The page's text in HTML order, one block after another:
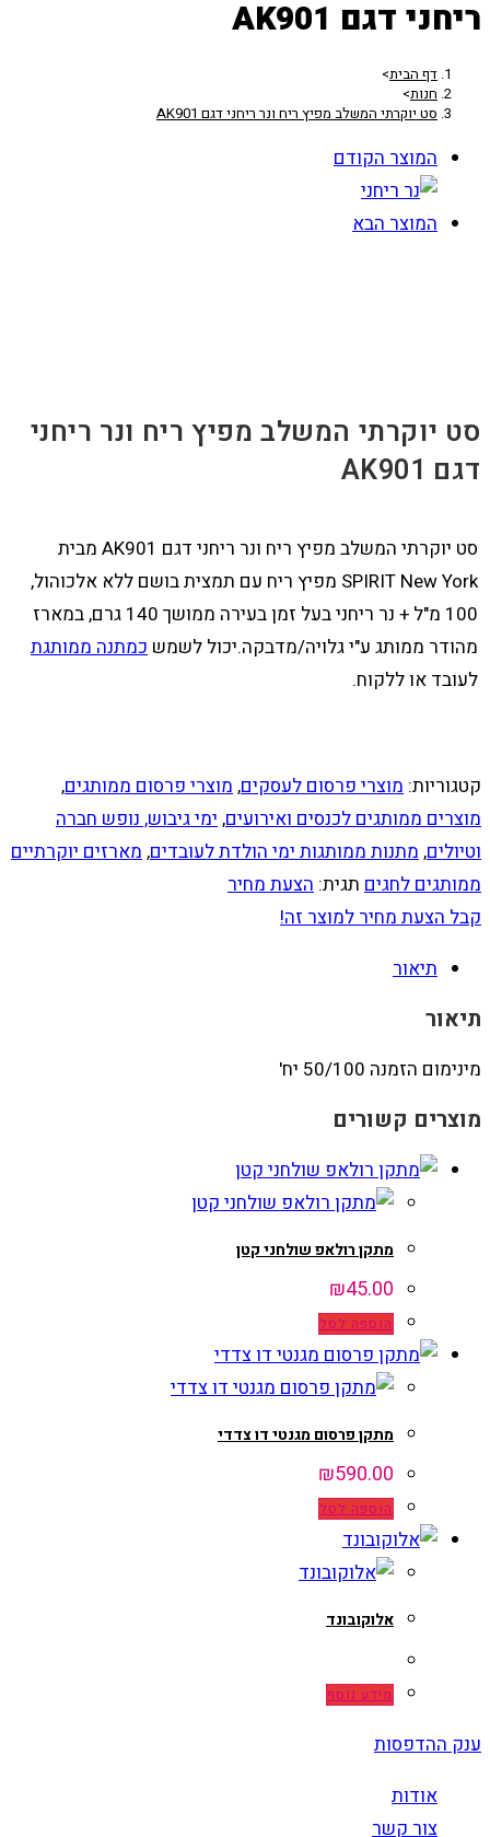
ריחני דגם AK901
דף הבית>
חנות>
סט יוקרתי המשלב מפיץ ריח ונר ריחני דגם AK901
המוצר הקודם
המוצר הבא
סט יוקרתי המשלב מפיץ ריח ונר ריחני
דגם AK901
סט יוקרתי המשלב מפיץ ריח ונר ריחני דגם AK901 מבית
SPIRIT New York מפיץ ריח עם תמצית בושם ללא אלכוהול,
100 מ"ל + נר ריחני בעל זמן בעירה ממושך 140 גרם, במארז
מהודר ממותג ע"י גלויה/מדבקה.יכול לשמש כמתנה ממותגת
לעובד או ללקוח.
קטגוריות: מוצרי פרסום לעסקים, מוצרי פרסום ממותגים,
מוצרים ממותגים לכנסים ואירועים, ימי גיבוש, נופש חברה
וטיולים, מתנות ממותגות ימי הולדת לעובדים, מארזים יוקרתיים
ממותגים לחגים תגית: הצעת מחיר
קבל הצעת מחיר למוצר זה!
תיאור
תיאור
מינימום הזמנה 50/100 יח'
מוצרים קשורים
מתקן רולאפ שולחני קטן
₪45.00
הוספה לסל
מתקן פרסום מגנטי דו צדדי
₪590.00
הוספה לסל
אלוקובונד
מידע נוסף
ענק ההדפסות
אודות
צור קשר